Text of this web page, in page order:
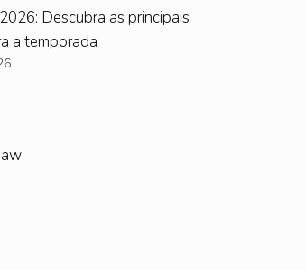
Descubra as principais
a temporada